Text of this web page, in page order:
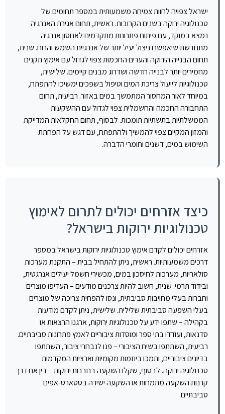
ישראל צפויה לחוות צמיחה משמעותית במספר תחומים של
טכנולוגיה ירוקה בשנים הקרובות. ראשית, תחום אגירת האנרגיה
נמצא במוקד, עם פיתוח פתרונות מתקדמים לאחסון אנרגיה
מתחדשת שיאפשרו ניצול יעיל יותר של אנרגיית השמש והרוח. שנית,
תחום הבנייה הירוקה והערים החכמות צפוי לגדול עם אימוץ תקנים
מחמירים יותר לבנייה חדשה ושדרוג מבנים קיימים. שלישית,
טכנולוגיות לייעול צריכת המים וטיפול בשפכים ימשיכו להתפתח,
במיוחד לאור המחסור המתמשך במים באזור. רביעית, תחום
התחבורה החכמה והחשמלית צפוי לגדול עם ההשקעות
הממשלתיות בתשתיות תומכות. לבסוף, תחום החקלאות המדייקת
והמזון המקיים צפוי להמשיך ולהתפתח, עם דגש על הפחתת
השימוש במים, דשנים וחומרי הדברה.
כיצד אזרחים יכולים לתרום לאימוץ
טכנולוגיות ירוקות בישראל?
אזרחים יכולים לקדם אימוץ טכנולוגיות ירוקות בישראל במספר
דרכים משמעותיות. ראשית, ניתן להתחיל בבית – התקנת מערכות
סולאריות, מערכות לחיסכון במים, מכשירי חשמל יעילים אנרגטית,
ובידוד תרמי. שנית, חשוב להיות צרכנים מודעים – העדיפו מוצרים
וחברות בעלי מחויבות סביבתית, ונסו להפחית צריכה של מוצרים
בעלי השפעה סביבתית שלילית. שלישית, ניתן לקדם מודעות
בקהילה – שתפו ידע על טכנולוגיות ירוקות, ארגנו הרצאות או
סדנאות, ועודדו בתי ספר ומוסדות ציבוריים לאמץ פתרונות סביבתיים.
רביעית, השתתפו בשיח הציבורי – פנו לנבחרי ציבור, השתתפו
בדיונים ציבוריים, ותמכו ביוזמות מקומיות וארציות המקדמות
טכנולוגיה ירוקה. לבסוף, שקלו השקעה בחברות ירוקות – בין אם דרך
קרנות השקעה מתמחות או השקעה ישירה בסטארט-אפים
סביבתיים.